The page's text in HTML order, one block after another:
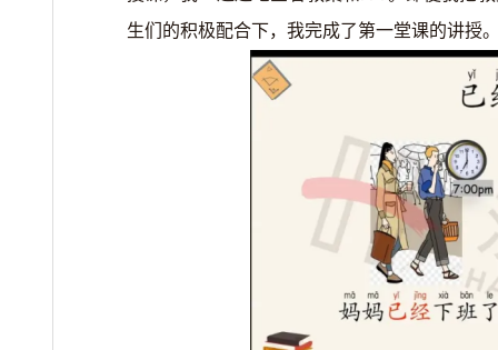
生们的积极配合下，我完成了第一堂课的讲授